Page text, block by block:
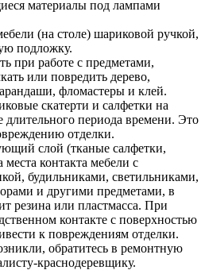
материалы под лампами
(на столе) шариковой ручкой,
подложку.
при работе с предметами,
или повредить дерево,
фломастеры и клей.
скатерти и салфетки на
длительного периода времени. Это
отделки.
слой (тканые салфетки,
контакта мебели с
будильниками, светильниками,
и другими предметами, в
резина или пластмасса. При
контакте с поверхностью
к повреждениям отделки.
обратитесь в ремонтную
краснодеревщику.